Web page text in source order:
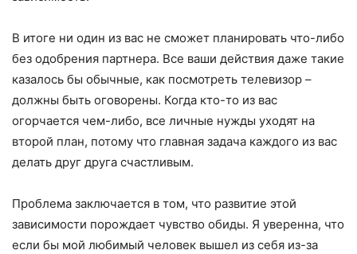
В итоге ни один из вас не сможет планировать что-либо
без одобрения партнера. Все ваши действия даже такие
казалось бы обычные, как посмотреть телевизор –
должны быть оговорены. Когда кто-то из вас
огорчается чем-либо, все личные нужды уходят на
второй план, потому что главная задача каждого из вас
делать друг друга счастливым.
Проблема заключается в том, что развитие этой
зависимости порождает чувство обиды. Я уверенна, что
если бы мой любимый человек вышел из себя из-за